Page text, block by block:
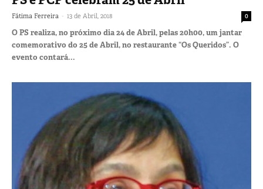
Fátima Ferreira - 13 de Abril, 2018 0
O PS realiza, no próximo dia 24 de Abril, pelas 20h00, um jantar
comemorativo do 25 de Abril, no restaurante “Os Queridos”. O
evento contará...